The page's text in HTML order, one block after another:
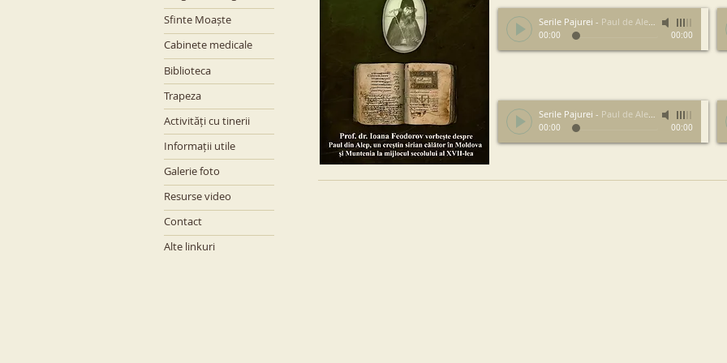
Serile Pajurei - Paul de Alep #1
00:00 00:00
Serile Pajurei - Paul de Alep #2
00:00 00:00
Sfinte Moaște
Cabinete medicale
Biblioteca
Trapeza
Activități cu tinerii
Informații utile
Galerie foto
Resurse video
Contact
Alte linkuri